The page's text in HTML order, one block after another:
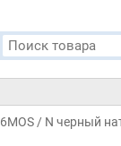
/ N черный